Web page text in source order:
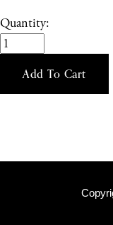
Quantity:
Add To Cart